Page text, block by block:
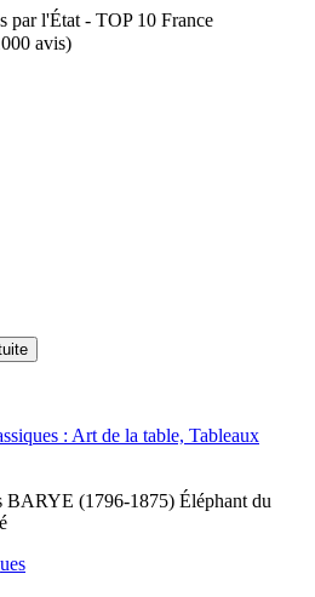
par l'État - TOP 10 France
avis)
: Art de la table, Tableaux
BARYE (1796-1875) Éléphant du